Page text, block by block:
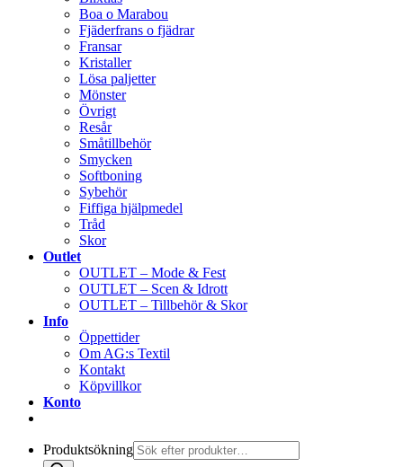
Boa o Marabou
Fjäderfrans o fjädrar
Fransar
Kristaller
Lösa paljetter
Mönster
Övrigt
Resår
Småtillbehör
Smycken
Softboning
Sybehör
Fiffiga hjälpmedel
Tråd
Skor
Outlet
OUTLET – Mode & Fest
OUTLET – Scen & Idrott
OUTLET – Tillbehör & Skor
Info
Öppettider
Om AG:s Textil
Kontakt
Köpvillkor
Konto
Produktsökning